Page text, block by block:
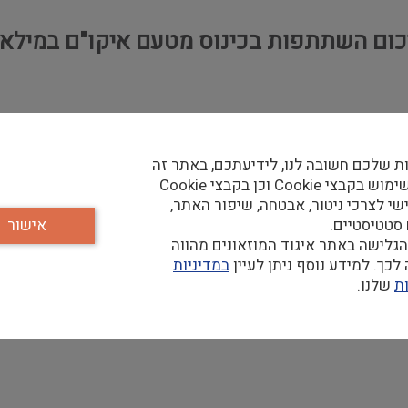
השתתפות בכינוס מטעם איקו"ם במילאנו
הוגדר כ-"מוזאונים ונופי תרבות", ובכך העלה נושאים רבי
תפקידם ועמדותיהם ביחס לקהילות, שימור ערכי המורשת
בדוח מאת חגית שורק, נא להקישכאן
שלכם חשובה לנו, לידיעתכם, באתר זה
נעשה שימוש בקבצי Cookie וכן בקבצי Cookie
לצרכי ניטור, אבטחה, שיפור האתר,
סטטיסטיים.
באתר איגוד המוזאונים מהווה
למידע נוסף ניתן לעייןבמדיניות
שלנו.
אישור